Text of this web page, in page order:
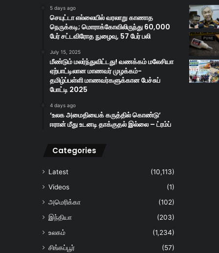
5 days ago
செயுட்டா எல்லையில் வரலாறு காணாத
நெருக்கடி; மொராக்கோவிலிருந்து 60,000
பேர் சட்டவிரோத நுழைவு, 57 பேர் பலி
July 15, 2025
மீண்டும் மலர்ந்துவிட்டது! வணக்கம் மலேசியா
ஏற்பாட்டிலான மாணவர் முழக்கம்-
தமிழ்ப்பள்ளி மாணவர்களுக்கான பேச்சுப்
போட்டி 2025
4 days ago
‘உலக அமைதியைக் கருத்தில் கொண்டு’
ஈரான் மீது உடனடி தாக்குதல் இல்லை – ட்ரம்ப்
Categories
Latest
(10,113)
Videos
(1)
அமெரிக்கா
(102)
இந்தியா
(203)
உலகம்
(1,234)
சிங்கப்பூர்
(57)